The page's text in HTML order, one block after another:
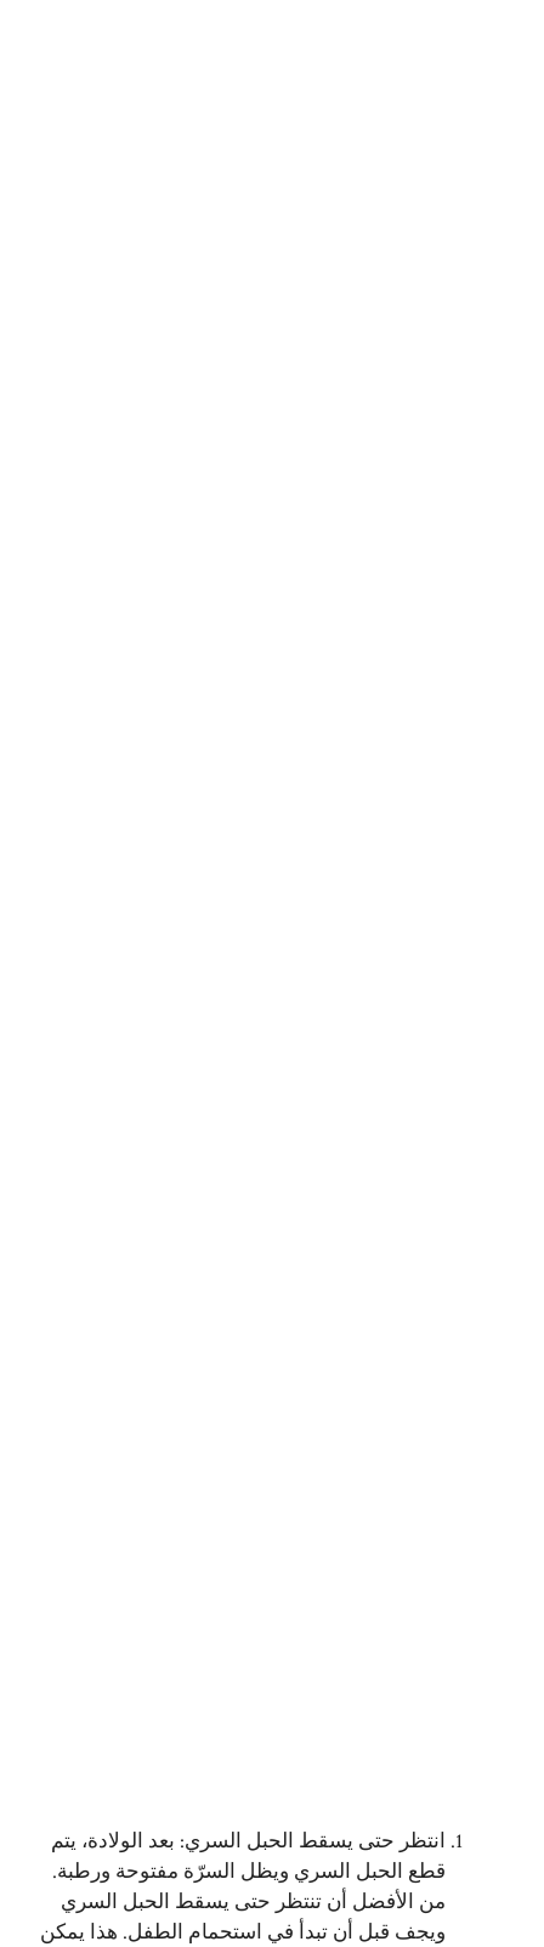
انتظر حتى يسقط الحبل السري: بعد الولادة، يتم
قطع الحبل السري ويظل السرّة مفتوحة ورطبة.
من الأفضل أن تنتظر حتى يسقط الحبل السري
ويجف قبل أن تبدأ في استحمام الطفل. هذا يمكن